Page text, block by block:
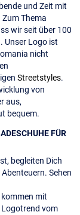
und Zeit mit
Zum Thema
wir seit über 100
Unser Logo ist
nicht
Streetstyles.
von
aus,
bequem.
FÜR
begleiten Dich
Sehen
mit
vom